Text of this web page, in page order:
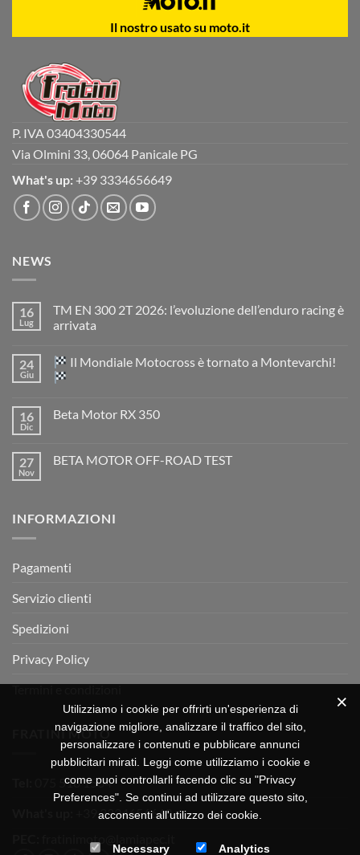
Il nostro usato su moto.it
P. IVA 03404330544
Via Olmini 33, 06064 Panicale PG
What's up: +39 3334656649
NEWS
16
Lug
TM EN 300 2T 2026: l’evoluzione dell’enduro racing è
arrivata
su
TM
EN
2026:
è
arrivata
24
Giu
Il Mondiale Motocross è tornato a Montevarchi!
su
Motocross
è
16
Dic
Beta Motor RX 350
Beta
27
Nov
BETA MOTOR OFF-ROAD TEST
MOTOR
INFORMAZIONI
Pagamenti
Servizio clienti
Spedizioni
Privacy Policy
Termini e condizioni
FRATINI MOTO
075 518 1504
+39 3334656649
Utilizziamo i cookie per offrirti un'esperienza di
navigazione migliore, analizzare il traffico del sito,
personalizzare i contenuti e pubblicare annunci
pubblicitari mirati. Leggi come utilizziamo i cookie e
come puoi controllarli facendo clic su "Privacy
Preferences". Se continui ad utilizzare questo sito,
acconsenti all'utilizzo dei cookie.
Necessary Analytics